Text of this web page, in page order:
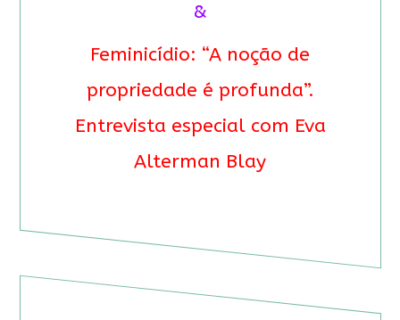
&
Feminicídio: “A noção de
propriedade é profunda”.
Entrevista especial com Eva
Alterman Blay